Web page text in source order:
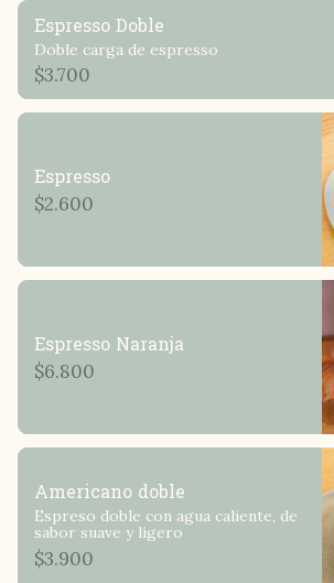
Espresso Doble
Doble carga de espresso
$3.700
Espresso
$2.600
Espresso Naranja
$6.800
Americano doble
Espreso doble con agua caliente, de
sabor suave y ligero
$3.900